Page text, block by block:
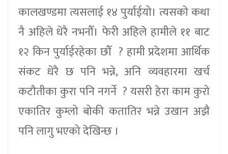
कालखण्डमा त्यसलाई १४ पुर्याईयो। त्यसको कथा
नै अहिले धेरै नभनौँ। फेरी अहिले हामीले ११ बाट
१२ किन पुर्याईरहेका छौँ ? हामी प्रदेशमा आर्थिक
संकट धेरै छ पनि भन्ने, अनि व्यवहारमा खर्च
कटौतीका कुरा पनि नगर्ने ? यसरी हेरा काम कुरो
एकातिर कुम्लो बोकी कतातिर भन्ने उखान अझै
पनि लागु भएको देखिन्छ ।